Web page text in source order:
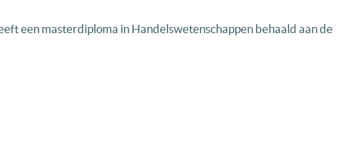
een masterdiploma in Handelswetenschappen behaald aan de